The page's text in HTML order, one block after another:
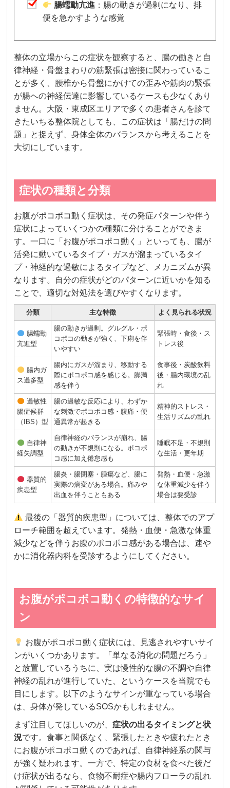
腸蠕動亢進 ：腸の動きが過剰になり、排
便を急かすような感覚
整体の立場からこの症状を観察すると、腸の働きと自
律神経・骨盤まわりの筋緊張は密接に関わっているこ
とが多く、腰椎から骨盤にかけての歪みや筋肉の緊張
が腸への神経伝達に影響しているケースも少なくあり
ません。大阪・東成区エリアで多くの患者さんを診て
きたいちる整体院としても、この症状は「腸だけの問
題」と捉えず、身体全体のバランスから考えることを
大切にしています。
症状の種類と分類
お腹がポコポコ動く症状は、その発症パターンや伴う
症状によっていくつかの種類に分けることができま
す。一口に「お腹がポコポコ動く」といっても、腸が
活発に動いているタイプ・ガスが溜まっているタイ
プ・神経的な過敏によるタイプなど、メカニズムが異
なります。自分の症状がどのパターンに近いかを知る
ことで、適切な対処法を選びやすくなります。
分類 主な特徴 よく見られる状況
腸蠕動
亢進型
腸の動きが過剰。グルグル・ポ
コポコの動きが強く、下痢を伴
いやすい
緊張時・食後・ス
トレス後
腸内ガ
ス過多型
腸内にガスが溜まり、移動する
際にポコポコ感を感じる。膨満
感を伴う
食事後・炭酸飲料
後・腸内環境の乱
れ
過敏性
腸症候群
（IBS）型
腸の過敏な反応により、わずか
な刺激でポコポコ感・腹痛・便
通異常が起きる
精神的ストレス・
生活リズムの乱れ
自律神
経失調型
自律神経のバランスが崩れ、腸
の動きが不規則になる。ポコポ
コ感に加え倦怠感も
睡眠不足・不規則
な生活・更年期
器質的
疾患型
腸炎・腸閉塞・腫瘍など、腸に
実際の病変がある場合。痛みや
出血を伴うこともある
発熱・血便・急激
な体重減少を伴う
場合は要受診
最後の「器質的疾患型」については、整体でのアプ
ローチ範囲を超えています。発熱・血便・急激な体重
減少などを伴うお腹のポコポコ感がある場合は、速や
かに消化器内科を受診するようにしてください。
お腹がポコポコ動くの特徴的なサイ
ン
お腹がポコポコ動く症状には、見逃されやすいサイ
ンがいくつかあります。「単なる消化の問題だろう」
と放置しているうちに、実は慢性的な腸の不調や自律
神経の乱れが進行していた、というケースを当院でも
目にします。以下のようなサインが重なっている場合
は、身体が発しているSOSかもしれません。
まず注目してほしいのが、症状の出るタイミングと状
況です。食事と関係なく、緊張したときや疲れたとき
にお腹がポコポコ動くのであれば、自律神経系の関与
が強く疑われます。一方で、特定の食材を食べた後だ
け症状が出るなら、食物不耐症や腸内フローラの乱れ